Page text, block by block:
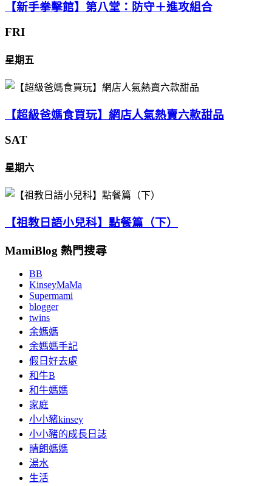
【新手拳擊館】第八堂：防守＋進攻組合
FRI
星期五
【超級爸媽食買玩】網店人氣熱賣六款甜品
SAT
星期六
【祖教日語小兒科】點餐篇（下）
MamiBlog 熱門搜尋
BB
KinseyMaMa
Supermami
blogger
twins
余媽媽
余媽媽手記
假日好去處
和牛B
和牛媽媽
家庭
小小豬kinsey
小小豬的成長日誌
晴朗媽媽
湯水
生活